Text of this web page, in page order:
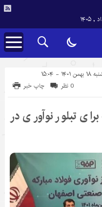
- ۱۵:۰۴
چاپ خبر 0 نظر
تبلور نوآوری در